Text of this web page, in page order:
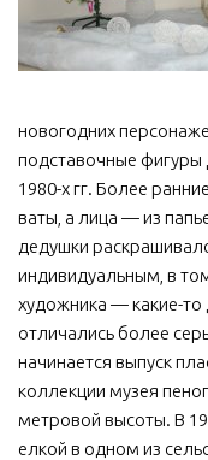
МБОУ ДО «Детская
МБУК
МБУ Парк
МБУК
ДК «Россия»
Афиша
Независимая
Контакты
новогодних
подставочные фигуры
1980-х гг. Более
ваты, а лица — из
дедушки
индивидуальным, в
художника — какие-то
отличались более
начинается выпуск
коллекции музея
метровой высоты. В
елкой в одном из